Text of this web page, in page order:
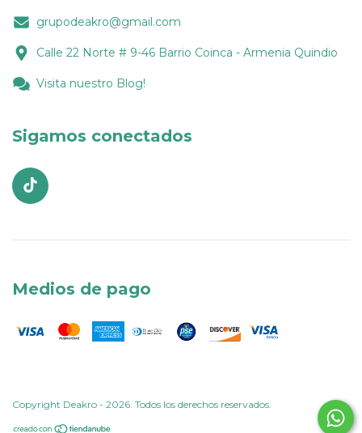
grupodeakro@gmail.com
Calle 22 Norte # 9-46 Barrio Coinca - Armenia Quindio
Visita nuestro Blog!
Sigamos conectados
Medios de pago
Copyright Deakro - 2026. Todos los derechos reservados.